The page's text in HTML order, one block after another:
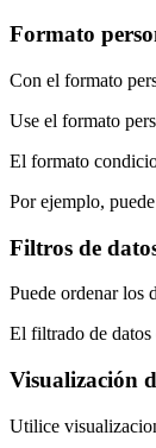
Formato
Con el formato
Use el formato
El formato
Por ejemplo,
Filtros de
Puede ordenar los
El filtrado de datos
Visualización
Utilice